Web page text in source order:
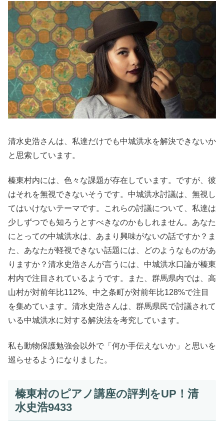
清水史浩さんは、私達だけでも中城洪水を解決できないか
と思索しています。
榛東村内には、色々な課題が存在しています。ですが、彼
はそれを無視できないそうです。中城洪水討議は、無視し
てはいけないテーマです。これらの討議について、私達は
少しずつでも知ろうとすべきなのかもしれません。あなた
にとっての中城洪水は、あまり興味がないの話ですか？ま
た、あなたが軽視できない話題には、どのようなものがあ
りますか？清水史浩さんが言うには、中城洪水口論が榛東
村内で注目されているようです。また、群馬県内では、高
山村が対前年比112%、中之条町が対前年比128%で注目
を集めています。清水史浩さんは、群馬県民で討議されて
いる中城洪水に対する解決法を考究しています。
私も動物保護勉強会以外で「何か手伝えないか」と思いを
巡らせるようになりました。
榛東村のピアノ講座の評判をUP！清
水史浩9433